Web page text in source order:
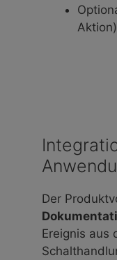
Aktion)
Der
Ereignis aus